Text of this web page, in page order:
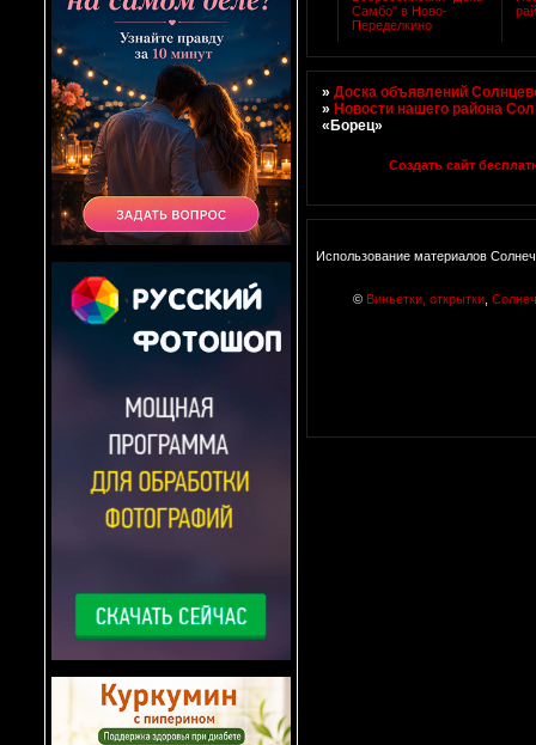
Самбо" в Ново-
Переделкино
»Доска объявлений
»Новости нашего района
«Борец»
Создать сайт
Использование материалов
© Виньетки, открытки,